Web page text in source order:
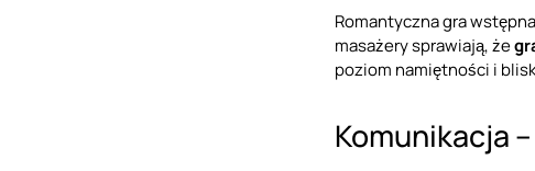
Romantyczna gra
masażery sprawiają, że
poziom namiętności i
Komunikacja